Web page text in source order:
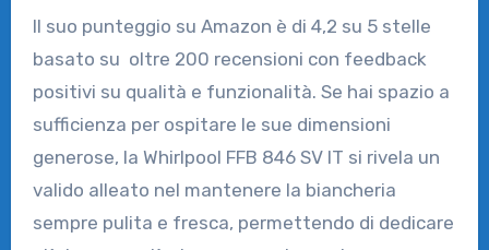
Il suo punteggio su Amazon è di 4,2 su 5 stelle
basato su oltre 200 recensioni con feedback
positivi su qualità e funzionalità. Se hai spazio a
sufficienza per ospitare le sue dimensioni
generose, la Whirlpool FFB 846 SV IT si rivela un
valido alleato nel mantenere la biancheria
sempre pulita e fresca, permettendo di dedicare